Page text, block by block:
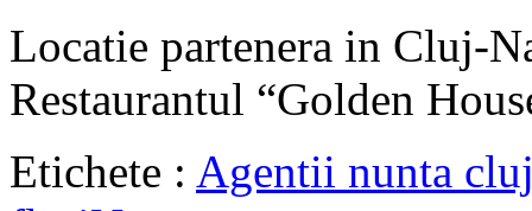
Locatie partenera in Cluj-
Restaurantul “Golden
Etichete : Agentii nunta